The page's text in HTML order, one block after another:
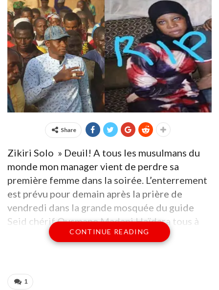
Share
Zikiri Solo » Deuil! A tous les musulmans du
monde mon manager vient de perdre sa
première femme dans la soirée. L’enterrement
est prévu pour demain après la prière de
vendredi dans la grande mosquée du guide
Seid chérif Ousmane Madani Haïdara tous à
Banconi Diaguinèbougou ».
Partager :
CONTINUE READING
1